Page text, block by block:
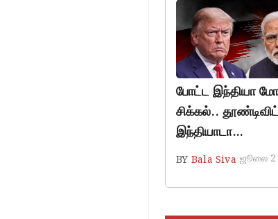
போட்ட இந்தியா
சிக்கல்..
இந்தியாடா…
BY Bala Siva ஜூலை